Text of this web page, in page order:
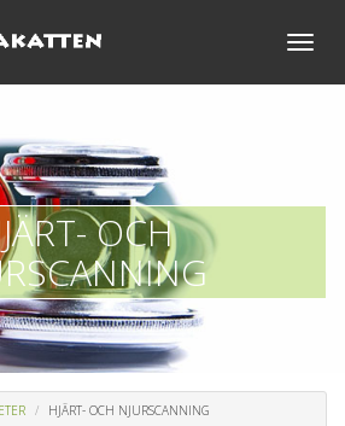
Toggle
OCH
HJÄRT- OCH NJURSCANNING